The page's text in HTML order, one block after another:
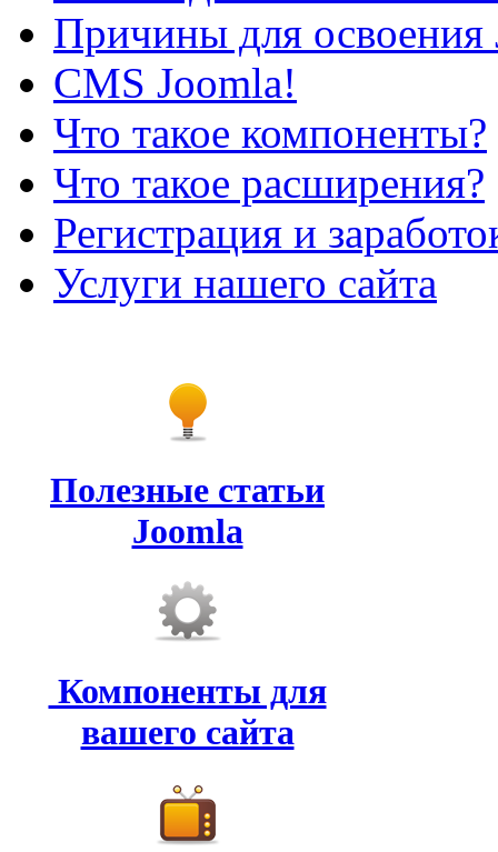
Причины для освоения
CMS Joomla!
Что такое компоненты?
Что такое расширения?
Регистрация и
Услуги нашего сайта
Полезные статьи
Joomla
Компоненты для
вашего сайта